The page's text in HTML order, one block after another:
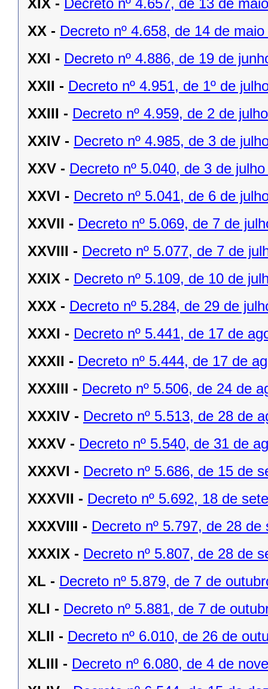
XIX - Decreto nº 4.657, de 13 de
XX - Decreto nº 4.658, de 14 de
XXI - Decreto nº 4.886, de 19 de
XXII - Decreto nº 4.951, de 1º de
XXIII - Decreto nº 4.959, de 2 de
XXIV - Decreto nº 4.985, de 3 de
XXV - Decreto nº 5.040, de 3 de
XXVI - Decreto nº 5.041, de 6 de
XXVII - Decreto nº 5.069, de 7 de
XXVIII - Decreto nº 5.077, de 7 de
XXIX - Decreto nº 5.109, de 10 de
XXX - Decreto nº 5.284, de 29 de
XXXI - Decreto nº 5.441, de 17 de
XXXII - Decreto nº 5.444, de 17 de
XXXIII - Decreto nº 5.506, de 24 de
XXXIV - Decreto nº 5.513, de 28 de
XXXV - Decreto nº 5.540, de 31 de
XXXVI - Decreto nº 5.686, de 15 de
XXXVII - Decreto nº 5.692, 18 de
XXXVIII - Decreto nº 5.797, de 28
XXXIX - Decreto nº 5.807, de 28 de
XL - Decreto nº 5.879, de 7 de
XLI - Decreto nº 5.881, de 7 de
XLII - Decreto nº 6.010, de 26 de
XLIII - Decreto nº 6.080, de 4 de